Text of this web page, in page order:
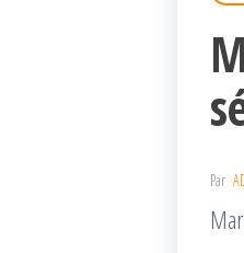
Par